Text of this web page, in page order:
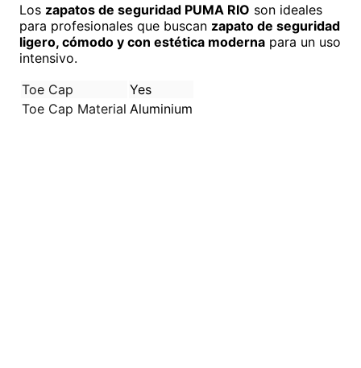
Los zapatos de seguridad PUMA RIO son ideales
para profesionales que buscan zapato de seguridad
ligero, cómodo y con estética moderna para un uso
intensivo.
Toe Cap
Yes
Toe Cap Material Aluminium